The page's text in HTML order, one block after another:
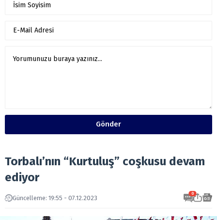
Gönder
Torbalı’nın “Kurtuluş” coşkusu devam
ediyor
Güncelleme: 19:55 - 07.12.2023
0